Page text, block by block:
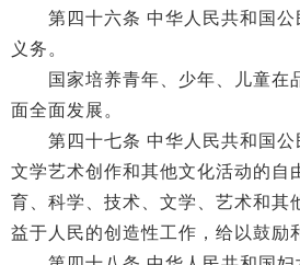
第四十六条 中华人民共和国公
义务。
国家培养青年、少年、儿童在
面全面发展。
第四十七条 中华人民共和国公
文学艺术创作和其他文化活动的自
育、科学、技术、文学、艺术和其
益于人民的创造性工作，给以鼓励